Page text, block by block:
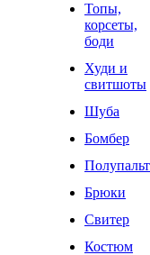
Топы,
корсеты,
боди
Худи и
свитшоты
Шуба
Бомбер
Брюки
Свитер
Костюм